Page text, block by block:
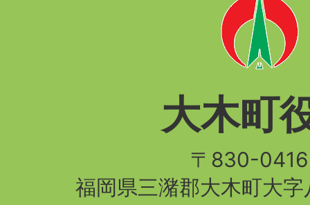
大木町
〒830-
福岡県三潴郡大木町大